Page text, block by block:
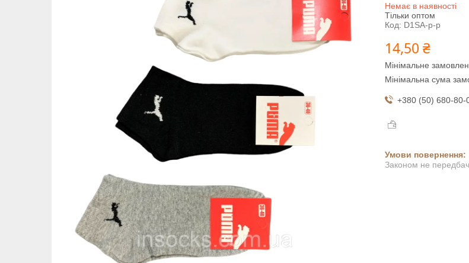
Немає в наявності
Тільки оптом
Код: D1SA-p-p
14,50 ₴
Мінімальне
Мінімальна сума
+380 (50) 680-80-
Законом не